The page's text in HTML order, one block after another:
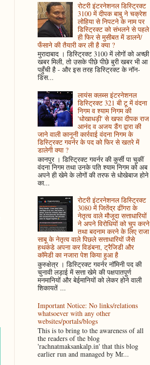
रोटरी इंटरनेशनल डिस्ट्रिक्ट
3100 में दीपक बाबु ने चक्रेश
लोहिया से निपटने के नाम पर
डिस्ट्रिक्ट को संभलने से पहले
ही फिर से मुसीबत में डालने/
फँसाने की तैयारी कर ली है क्या ?
मुरादाबाद । डिस्ट्रिक्ट 3100 में लोगों को अच्छी
खबर मिली, तो उसके पीछे पीछे बुरी खबर भी आ
पहुँची है - और इस तरह डिस्ट्रिक्ट के नॉन-
डिस...
लायंस क्लब्स इंटरनेशनल
डिस्ट्रिक्ट 321 बी टू में वंदना
निगम व श्याम निगम की
'धोखाधड़ी' से खफा दीपक राज
आनंद व अजय डैंग द्वारा की
जाने वाली कानूनी कार्रवाई वंदना निगम के
डिस्ट्रिक्ट गवर्नर के पद को फिर से खतरे में
डालेगी क्या ?
कानपुर । डिस्ट्रिक्ट गवर्नर की कुर्सी पा चुकीं
वंदना निगम तथा उनके पति श्याम निगम को अब
अपने ही खेमे के लोगों की तरफ से धोखेबाज होने
का...
रोटरी इंटरनेशनल डिस्ट्रिक्ट
3080 में जितेंद्र ढींगरा के
नेतृत्व वाले मौजूदा सत्ताधारियों
ने अपने विरोधियों को चुप करने
तथा बदनाम करने के लिए राजा
साबू के नेतृत्व वाले पिछले सत्ताधारियों जैसे
हथकंडे अपना कर विडंबना, ट्रैजिडी और
कॉमेडी का नजारा पेश किया हुआ है
कुरुक्षेत्र । डिस्ट्रिक्ट गवर्नर नॉमिनी पद की
चुनावी लड़ाई में सत्ता खेमे की पक्षपातपूर्ण
मनमानियों और बेईमानियों को लेकर होने वाली
शिकायतें ...
Important Notice: No links/relations
whatsoever with any other
websites/portals/blogs
This is to bring to the awareness of all
the readers of the blog
'rachnatmaksankalp.in' that this blog
earlier run and managed by Mr...